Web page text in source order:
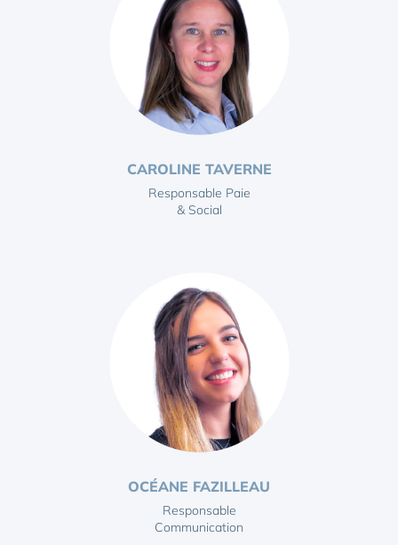
CAROLINE TAVERNE
Responsable Paie
& Social
OCÉANE FAZILLEAU
Responsable
Communication